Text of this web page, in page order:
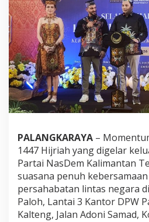
PALANGKARAYA –
1447 Hijriah yang digelar
Partai NasDem Kalimantan
suasana penuh
persahabatan lintas negara
Paloh, Lantai 3 Kantor DPW
Kalteng, Jalan Adoni Samad,